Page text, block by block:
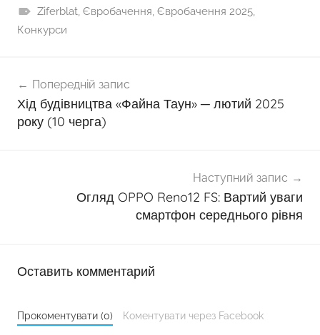
Ziferblat, Євробачення, Євробачення 2025,
Конкурси
записів
Попередній запис
Хід будівництва «Файна Таун» ─ лютий 2025
року (10 черга)
Наступний запис
Огляд OPPO Reno12 FS: Вартий уваги
смартфон середнього рівня
Оставить комментарий
Прокоментувати (0) Коментувати через Facebook